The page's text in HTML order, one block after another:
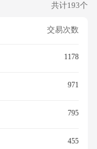
共计193个
交易次数
1178
971
795
455